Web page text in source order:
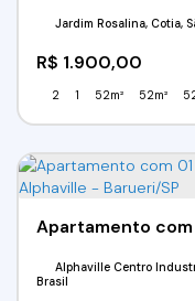
R$ 1.900,00
Jardim Rosalina, Cotia,
2 1 52m² 52m²
Alphaville Centro
Brasil